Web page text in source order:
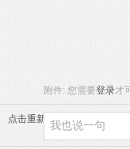
附件: 您需要登录才
点击重新加载